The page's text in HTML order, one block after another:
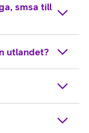
smsa till
utlandet?